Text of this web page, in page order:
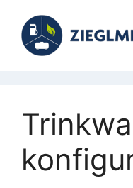
Inhalt
springen